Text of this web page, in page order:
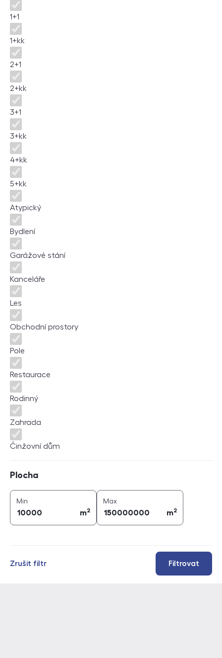
Dispozice
1+1
1+kk
2+1
2+kk
3+1
3+kk
4+kk
5+kk
Atypický
Bydlení
Garážové stání
Kanceláře
Les
Obchodní prostory
Pole
Restaurace
Rodinný
Zahrada
Činžovní dům
Plocha
Min
m2
Maxplocha (
m2
Filtrovat
Zrušit filtr